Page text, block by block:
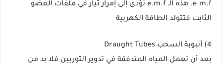
e.m.f. هذه الـ e.m.f تؤدى إلى إمرار تيار في ملفات العضو
الثابت فتتولد الطاقة الكهربية
4) أنبوبة السحب Draught Tubes
بعد أن تعمل المياه المتدفقة في تدوير التوربين فلا بد من